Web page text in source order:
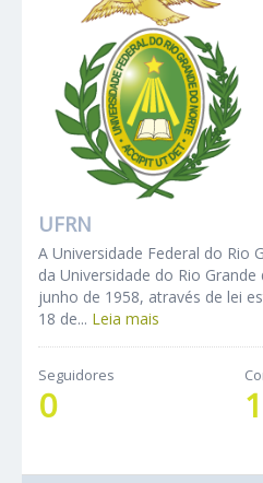
UFRN
A Universidade Federal do Rio
da Universidade do Rio
junho de 1958, através de lei
18 de... Leia mais
Seguidores
0 1